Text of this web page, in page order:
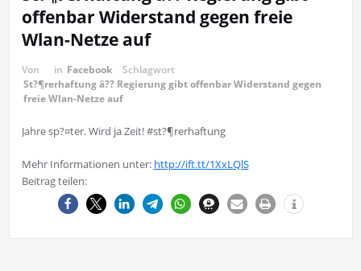
offenbar Widerstand gegen freie
Wlan-Netze auf
Von in Facebook
Schlagwort
St?¶rerhaftung â?? Regierung gibt offenbar Widerstand gegen
freie Wlan-Netze auf
Jahre sp?¤ter. Wird ja Zeit! #st?¶rerhaftung
Mehr Informationen unter: http://ift.tt/1XxLQlS
Beitrag teilen: